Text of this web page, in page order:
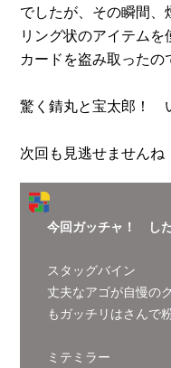
でしたが、その瞬間、
リング状のアイテム
カードを盗み取ったの
驚く錆丸と宝太郎！
次回も見逃せませんね
今回ガッチャ！ し
スタッグバイン
丈夫なアゴが自慢の
もガッチリはさんで
ミテミラー